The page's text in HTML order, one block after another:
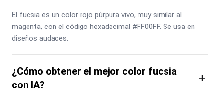
El fucsia es un color rojo púrpura vivo, muy similar al
magenta, con el código hexadecimal #FF00FF. Se usa en
diseños audaces.
¿Cómo obtener el mejor color fucsia
con IA?
+